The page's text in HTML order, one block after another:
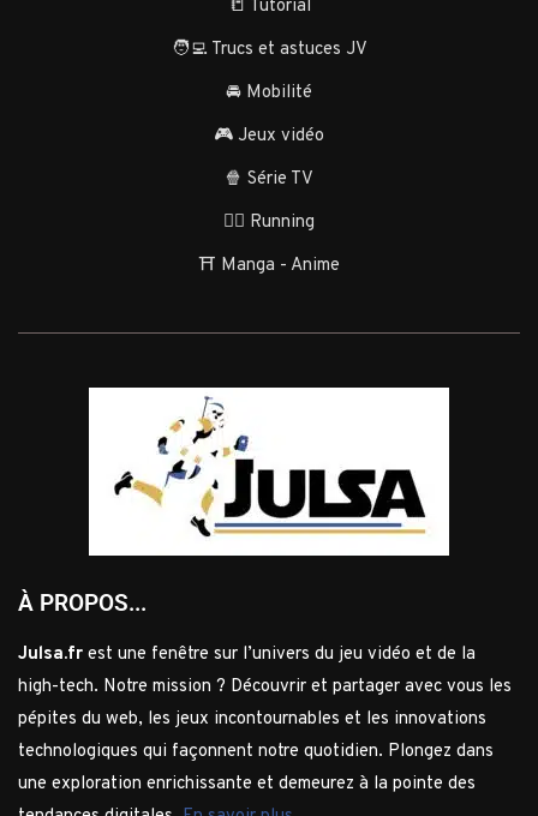
📒 Tutorial
🧑‍💻 Trucs et astuces JV
🚘 Mobilité
🎮 Jeux vidéo
🍿 Série TV
🏃‍♂️ Running
⛩️ Manga - Anime
À PROPOS...
Julsa.fr est une fenêtre sur l’univers du jeu vidéo et de la
high-tech. Notre mission ? Découvrir et partager avec vous les
pépites du web, les jeux incontournables et les innovations
technologiques qui façonnent notre quotidien. Plongez dans
une exploration enrichissante et demeurez à la pointe des